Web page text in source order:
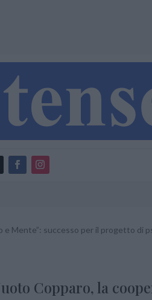
e Mente”: successo per il progetto di
Copparo, la